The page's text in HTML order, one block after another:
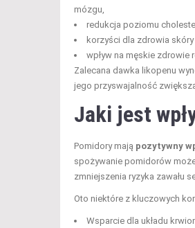
mózgu,
redukcja poziomu
korzyści dla zdrowia
wpływ na męskie
Zalecana dawka likopenu
jego przyswajalność
Jaki jest
Pomidory mają pozytywny
spożywanie pomidorów
zmniejszenia ryzyka zawału
Oto niektóre z kluczowych
Wsparcie dla układu